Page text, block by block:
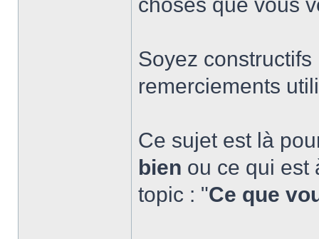
Soyez
remerciements
Ce sujet est là
bien ou ce qui est
topic : "Ce que